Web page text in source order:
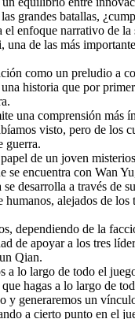
grandes batallas,
enfoque narrativo de la
de las más
como un preludio a
historia que por
una comprensión más
visto, pero de los
guerra.
de un joven
se encuentra con Wan
desarrolla a través de
alejados de
dependiendo de la
de apoyar a los tres
Qian.
a lo largo de todo el
hagas a lo largo de
generaremos un
a cierto punto en el